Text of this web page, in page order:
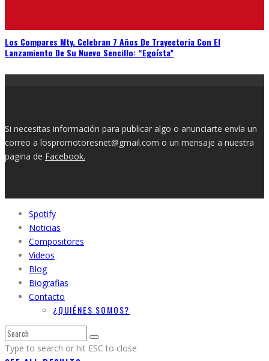
Los Compares Mty. Celebran 7 Años De Trayectoria Con El
Lanzamiento De Su Nuevo Sencillo: “Egoísta”
Si necesitas información para publicar algo o anunciarte envía un
correo a lospromotoresnet@gmail.com o un mensaje a nuestra
pagina de Facebook.
Spotify
Noticias
Compositores
Videos
Blog
Biografias
Contacto
¿QUIÉNES SOMOS?
Type to search or hit ESC to close